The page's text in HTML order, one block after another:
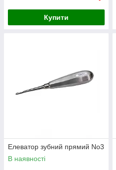
Купити
Елеватор зубний прямий No3
В наявності